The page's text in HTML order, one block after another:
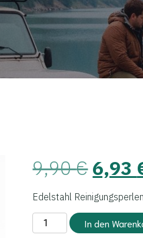
9,90€
Preis
war:
6,93
Edelstahl Reinigungsperlen
BOXIO
-
In den